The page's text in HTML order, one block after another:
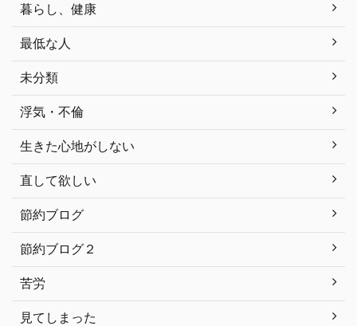
暮らし、健康
最低な人
未分類
浮気・不倫
生きた心地がしない
直して欲しい
節約ブログ
節約ブログ２
苦労
見てしまった